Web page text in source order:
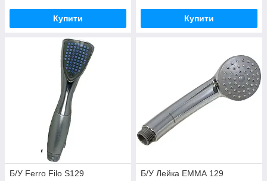
Купити Купити
Б/У Ferro Filo S129
Б/У Лейка ЕММА 129